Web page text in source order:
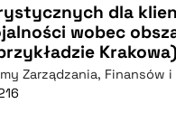
dla
wobec
Krakowa)
Zarządzania, Finansów